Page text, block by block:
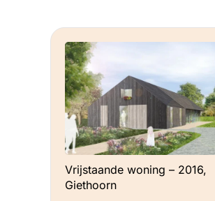
Vrijstaande woning – 2016,
Giethoorn